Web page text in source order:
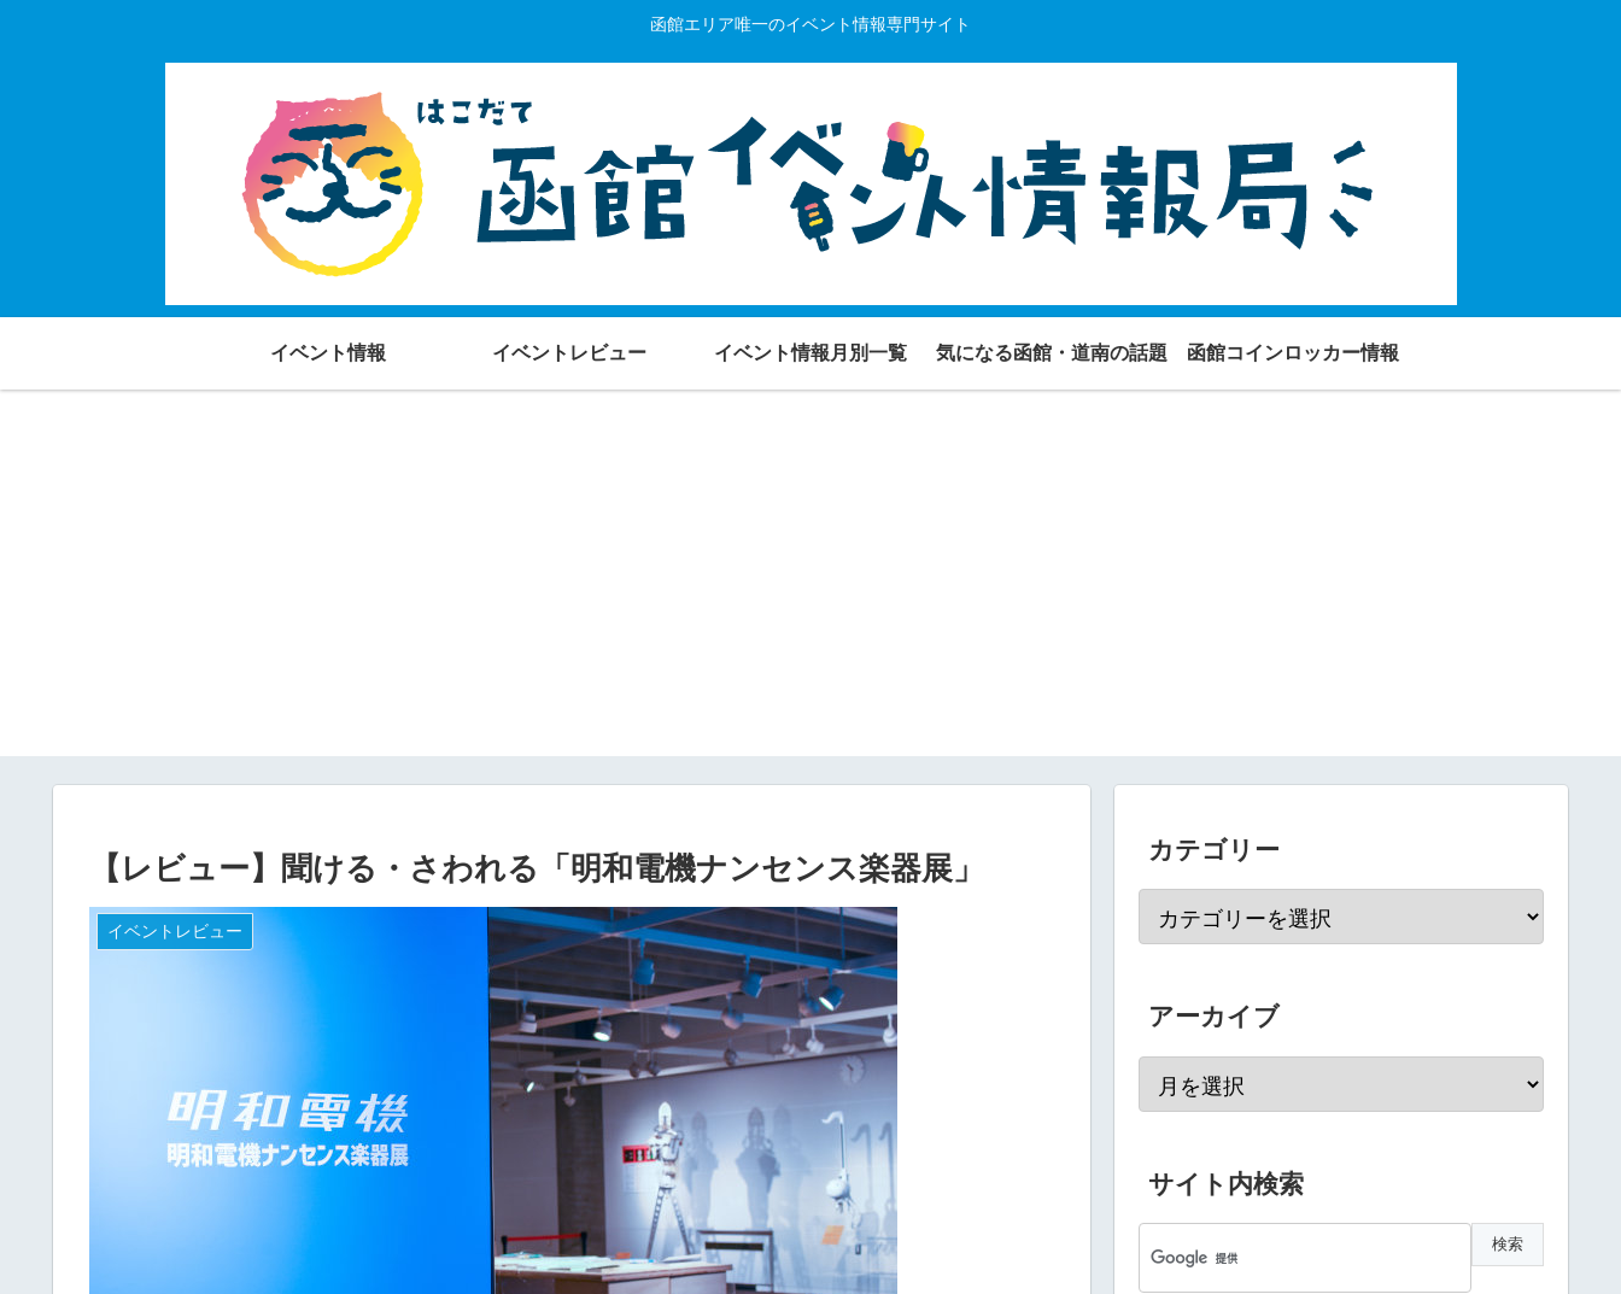
函館エリア唯一のイベント情報専門サイト
イベント情報 イベントレビュー イベント情報月別一覧 気になる函館・道南の話題 函館コインロッカー情報
【レビュー】聞ける・さわれる「明和電機ナンセンス楽器展」
イベントレビュー
カテゴリー
アーカイブ
サイト内検索